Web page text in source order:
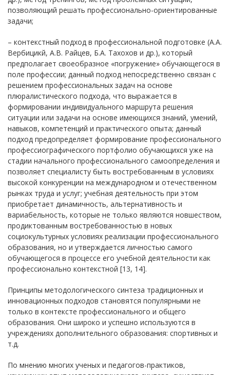
позволяющий решать профессионально-ориентированные
задачи;
– контекстный подход в профессиональной подготовке (А.А.
Вербицикй, А.В. Райцев, Б.А. Тахохов и др.), который
предполагает своеобразное «погружение» обучающегося в
поле профессии; данный подход непосредственно связан с
решением профессиональных задач на основе
плюралистического подхода, что выражается в
формировании индивидуального маршрута решения
ситуации или задачи на основе имеющихся знаний, умений,
навыков, компетенций и практического опыта; данный
подход предопределяет формирование профессионального
профессиографического портфолио обучающихся уже на
стадии начального профессионального самоопределения и
позволяет специалисту быть востребованным в условиях
высокой конкуренции на международном и отечественном
рынках труда и услуг; учебная деятельность при этом
приобретает динамичность, альтернативность и
вариабельность, которые не только являются новшеством,
продиктованным востребованностью в новых
социокультурных условиях реализации профессионального
образования, но и утверждается личностью самого
обучающегося в процессе его учебной деятельности как
профессионально контекстной [13, 14].
Принципы методологического синтеза традиционных и
инновационных подходов становятся популярными не
только в контексте профессионального и общего
образования. Они широко и успешно используются в
учреждениях дополнительного образования: спортивных и
т.д.
По мнению многих ученых и педагогов-практиков,